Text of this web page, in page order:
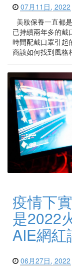
07月11日, 2022
美妝保養一直都
已持續兩年多的戴
時間配戴口罩引起
商該如何找到風格
疫情下
是2022
AIE網紅
06月27日, 2022